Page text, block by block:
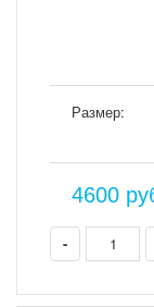
Размер:
4600
-